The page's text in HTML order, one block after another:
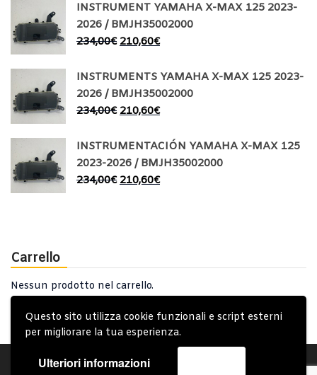
Questo sito utilizza cookie funzionali e script esterni
per migliorare la tua esperienza.
Ulteriori informazioni
INSTRUMENT YAMAHA X-MAX 125 2023-
2026 / BMJH35002000
234,00€ 210,60€
INSTRUMENTS YAMAHA X-MAX 125 2023-
2026 / BMJH35002000
234,00€ 210,60€
INSTRUMENTACIÓN YAMAHA X-MAX 125
2023-2026 / BMJH35002000
234,00€ 210,60€
Carrello
Nessun prodotto nel carrello.
Account Condizioni Generali